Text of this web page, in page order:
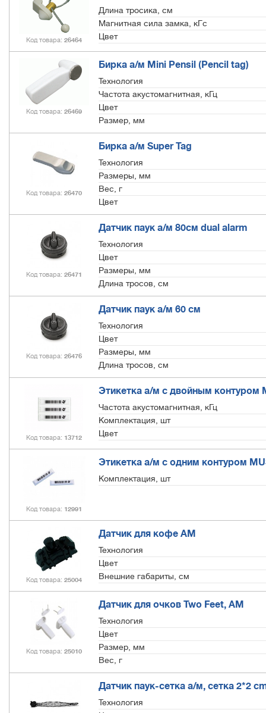
Код товара 26464
Длина тросика, см
Магнитная сила замка, кГс
Цвет
Код товара 26469
Бирка а/м Mini Pensil (Pencil tag)
Технология
Частота акустомагнитная, кГц
Цвет
Размер, мм
Код товара 26470
Бирка а/м Super Tag
Технология
Размеры, мм
Вес, г
Цвет
Код товара 26471
Датчик паук а/м 80см dual alarm
Технология
Цвет
Размеры, мм
Длина тросов, см
Код товара 26476
Датчик паук а/м 60 см
Технология
Цвет
Размеры, мм
Длина тросов, см
Код товара 13712
Этикетка а/м с двойным контуром
Частота акустомагнитная, кГц
Комплектация, шт
Цвет
Код товара 12991
Этикетка а/м с одним контуром
Комплектация, шт
Код товара 25004
Датчик для кофе АМ
Технология
Цвет
Внешние габариты, см
Код товара 25010
Датчик для очков Two Feet, АМ
Технология
Цвет
Размер, мм
Вес, г
Датчик паук-сетка а/м, сетка 2*2
Технология